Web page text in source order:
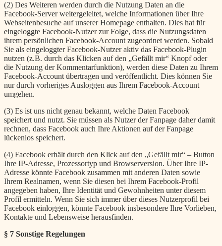
(2) Des Weiteren werden durch die Nutzung Daten an die
Facebook-Server weitergeleitet, welche Informationen über Ihre
Webseitenbesuche auf unserer Homepage enthalten. Dies hat für
eingeloggte Facebook-Nutzer zur Folge, dass die Nutzungsdaten
ihrem persönlichen Facebook-Account zugeordnet werden. Sobald
Sie als eingeloggter Facebook-Nutzer aktiv das Facebook-Plugin
nutzen (z.B. durch das Klicken auf den „Gefällt mir“ Knopf oder
die Nutzung der Kommentarfunktion), werden diese Daten zu Ihrem
Facebook-Account übertragen und veröffentlicht. Dies können Sie
nur durch vorheriges Ausloggen aus Ihrem Facebook-Account
umgehen.
(3) Es ist uns nicht genau bekannt, welche Daten Facebook
speichert und nutzt. Sie müssen als Nutzer der Fanpage daher damit
rechnen, dass Facebook auch Ihre Aktionen auf der Fanpage
lückenlos speichert.
(4) Facebook erhält durch den Klick auf den „Gefällt mir“ – Button
Ihre IP-Adresse, Prozessortyp und Browserversion. Über Ihre IP-
Adresse könnte Facebook zusammen mit anderen Daten sowie
Ihrem Realnamen, wenn Sie diesen bei Ihrem Facebook-Profil
angegeben haben, Ihre Identität und Gewohnheiten unter diesem
Profil ermitteln. Wenn Sie sich immer über dieses Nutzerprofil bei
Facebook einloggen, könnte Facebook insbesondere Ihre Vorlieben,
Kontakte und Lebensweise herausfinden.
§ 7 Sonstige Regelungen